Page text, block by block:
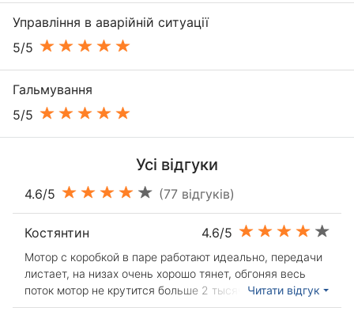
Управління в аварійній ситуації
5/5
Гальмування
5/5
Усі відгуки
4.6/5 (77 відгуків)
Костянтин 4.6/5
Мотор с коробкой в паре работают идеально, передачи
листает, на низах очень хорошо тянет, обгоняя весь
поток мотор не крутится больше 2 тысяч, для тойоты и
для такого веса динамика очень радует. Качество
Читати відгук